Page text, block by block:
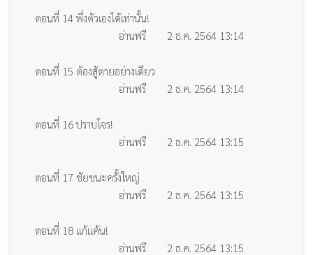
ตอนที่ 14 พึ่งตัวเองได้เท่านั้น!
อ่านฟรี
2 ธ.ค. 2564 13:14
ตอนที่ 15 ต้องสู้ตายอย่างเดียว
อ่านฟรี
2 ธ.ค. 2564 13:14
ตอนที่ 16 ปราบโจร!
อ่านฟรี
2 ธ.ค. 2564 13:15
ตอนที่ 17 ชัยชนะครั้งใหญ่
อ่านฟรี
2 ธ.ค. 2564 13:15
ตอนที่ 18 แก้แค้น!
อ่านฟรี
2 ธ.ค. 2564 13:15